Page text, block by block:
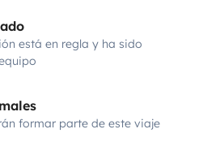
está en regla y ha sido
formar parte de este viaje